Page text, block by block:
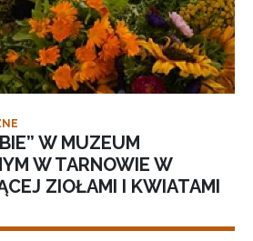
W MUZEUM
W TARNOWIE W
ZIOŁAMI I KWIATAMI